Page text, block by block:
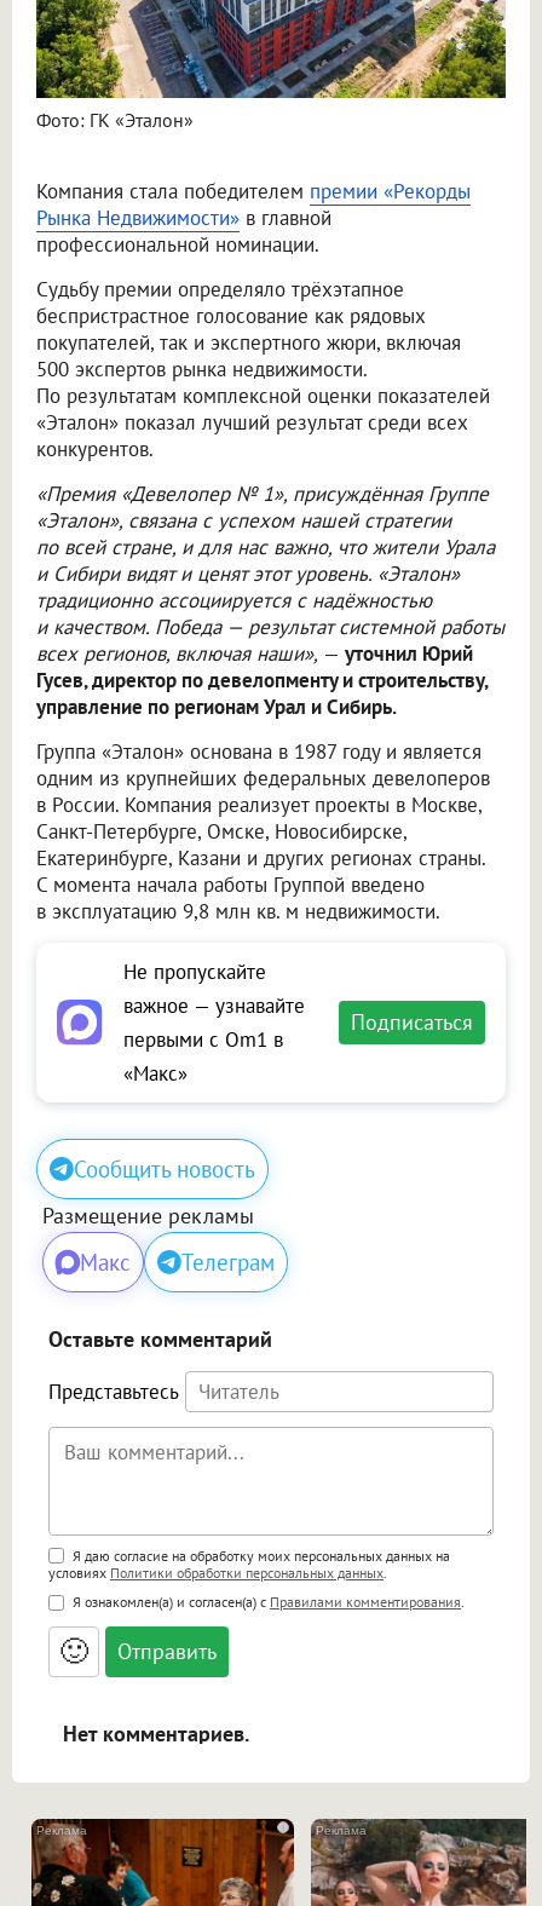
Фото: ГК «Эталон»
Компания стала победителем премии «Рекорды
Рынка Недвижимости» в главной
профессиональной номинации.
Судьбу премии определяло трёхэтапное
беспристрастное голосование как рядовых
покупателей, так и экспертного жюри, включая
500 экспертов рынка недвижимости.
По результатам комплексной оценки показателей
«Эталон» показал лучший результат среди всех
конкурентов.
«Премия «Девелопер № 1», присуждённая Группе
«Эталон», связана с успехом нашей стратегии
по всей стране, и для нас важно, что жители Урала
и Сибири видят и ценят этот уровень. «Эталон»
традиционно ассоциируется с надёжностью
и качеством. Победа — результат системной работы
всех регионов, включая наши», — уточнил Юрий
Гусев, директор по девелопменту и строительству,
управление по регионам Урал и Сибирь.
Группа «Эталон» основана в 1987 году и является
одним из крупнейших федеральных девелоперов
в России. Компания реализует проекты в Москве,
Санкт-Петербурге, Омске, Новосибирске,
Екатеринбурге, Казани и других регионах страны.
С момента начала работы Группой введено
в эксплуатацию 9,8 млн кв. м недвижимости.
Не пропускайте
важное — узнавайте
первыми с Om1 в
«Макс»
Подписаться
Сообщить новость
Размещение рекламы
Макс Телеграм
Оставьте комментарий
Представьтесь
Поддержка HTML
<b>, <strong>, <u>, <i>, <em>, <s>, <big>,
<small>, <sup>, <sub>, <pre>, <ul>, <ol>, <li>,
<blockquote>, <code> экранирует HTML,
адреса URL автоматически становятся
ссылками, и [img]адрес[/img] будет
Я даю согласие на обработку моих персональных данных на
условиях Политики обработки персональных данных.
Я ознакомлен(а) и согласен(а) с Правилами комментирования.
🙂
Нет комментариев.
i